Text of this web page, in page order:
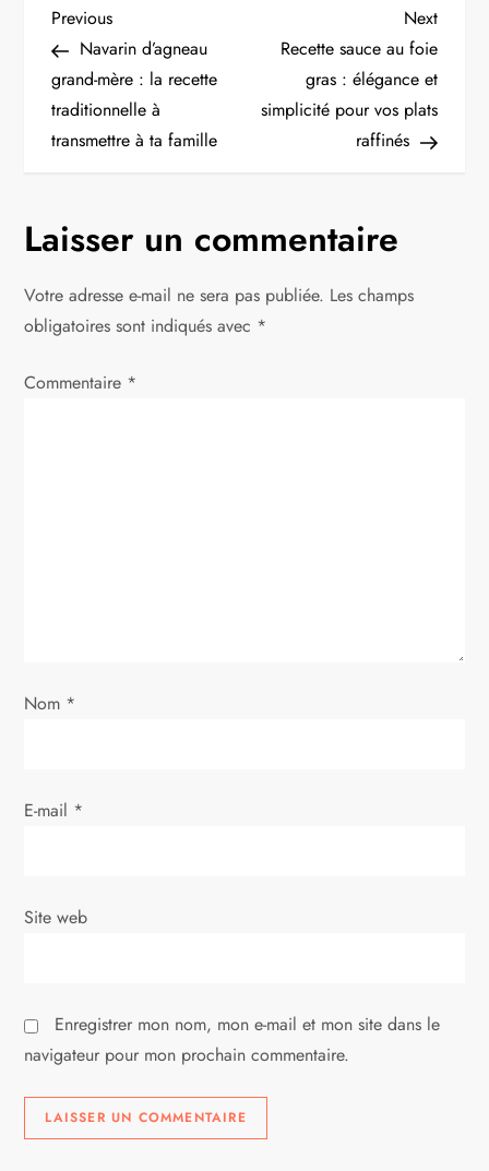
N
a
v
g
a
t
i
’
r
i
l
e
Previous
Post
Previous
Navarin d’agneau
grand-mère : la recette
traditionnelle à
transmettre à ta famille
Next
Post
Next
Recette sauce au foie
gras : élégance et
simplicité pour vos plats
raffinés
Laisser un commentaire
Votre adresse e-mail ne sera pas publiée. Les champs
obligatoires sont indiqués avec *
Commentaire *
Nom *
E-mail *
Site web
Enregistrer mon nom, mon e-mail et mon site dans le
navigateur pour mon prochain commentaire.